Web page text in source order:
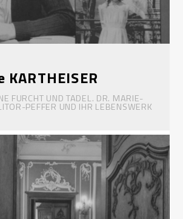
KARTHEISER
FURCHT UND TADEL. DR. MARIE-
PEFFER UND IHR LEBENSWERK